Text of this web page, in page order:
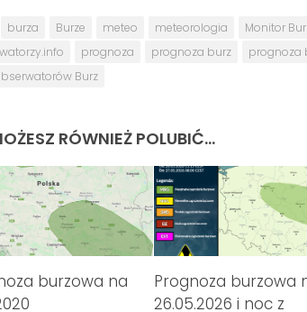
burza Burze meteo meteorologia Monitor
prognoza prognoza burz prognoza
Burz
RÓWNIEŻ POLUBIĆ…
burzowa na
Prognoza burzowa
26.05.2026 i noc z